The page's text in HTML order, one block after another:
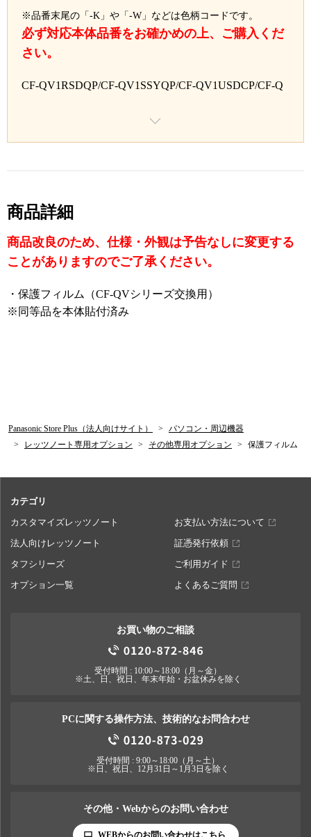
※品番末尾の「-K」や「-W」などは色柄コードです。
必ず対応本体品番をお確かめの上、ご購入くだ
さい。
CF-QV1RSDQP/CF-QV1SSYQP/CF-QV1USDCP/CF-Q
DQP/CF-QV8TSDQP/CF-QV8URYQP/CF-QV8USYQP/
TRYQP/CF-QV9TSYQP/CF-QV9VRDQP/CF-QV9VSD
CF-QV9XSDQP/CF-QV9YRYQP/CF-QV9YSYQP/CF-Q
V9YTJQP/CF-QV1RRDQP/CF-QV1SRYQP/CF-QV1UR
DCP/CF-QV1VRYCP/CF-QV1WRDCP/CF-QV1WSDC
P/CF-QV1XRYCP/CF-QV1XSYCP/CF-QV1YRDCP/CF-
商品詳細
商品改良のため、仕様・外観は予告なしに変更する
ことがありますのでご了承ください。
・保護フィルム（CF-QVシリーズ交換用）
※同等品を本体貼付済み
Panasonic Store Plus（法人向けサイト）
パソコン・周辺機器
レッツノート専用オプション
その他専用オプション 保護フィルム
カテゴリ
カスタマイズレッツノート
お支払い方法について
法人向けレッツノート
証憑発行依頼
タフシリーズ
ご利用ガイド
オプション一覧
よくあるご質問
お買い物のご相談
受付時間 : 10:00～18:00（月～金）
※土、日、祝日、年末年始・お盆休みを除く
PCに関する操作方法、技術的なお問合わせ
受付時間 : 9:00～18:00（月～土）
※日、祝日、12月31日～1月3日を除く
その他・Webからのお問い合わせ
WEBからのお問い合わせはこちら